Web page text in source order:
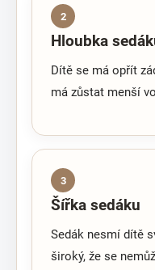
2
Hloubka
Dítě se má opřít
má zůstat menší
3
Šířka sedáku
Sedák nesmí dítě
široký, že se